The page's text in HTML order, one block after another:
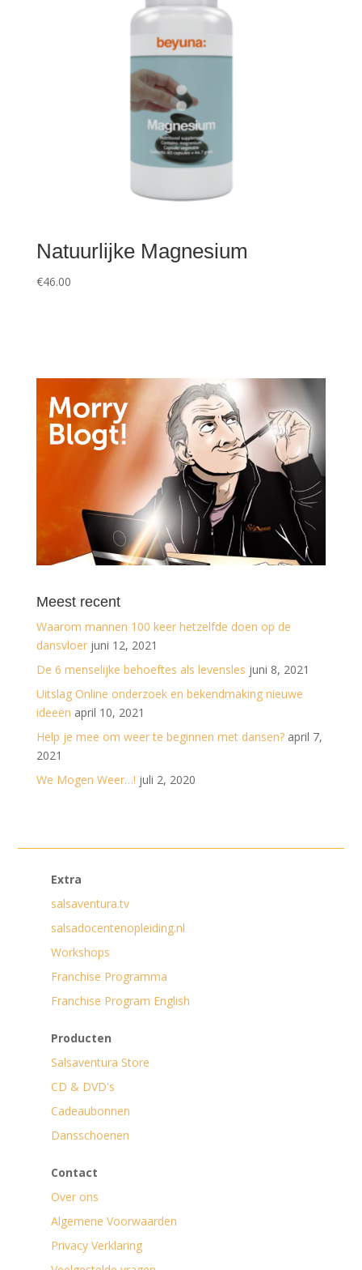
Natuurlijke Magnesium
€46.00
Meest recent
Waarom mannen 100 keer hetzelfde doen op de
dansvloer juni 12, 2021
De 6 menselijke behoeftes als levensles juni 8, 2021
Uitslag Online onderzoek en bekendmaking nieuwe
ideeën april 10, 2021
Help je mee om weer te beginnen met dansen? april 7,
2021
We Mogen Weer…! juli 2, 2020
Extra
salsaventura.tv
salsadocentenopleiding.nl
Workshops
Franchise Programma
Franchise Program English
Producten
Salsaventura Store
CD & DVD's
Cadeaubonnen
Dansschoenen
Contact
Over ons
Algemene Voorwaarden
Privacy Verklaring